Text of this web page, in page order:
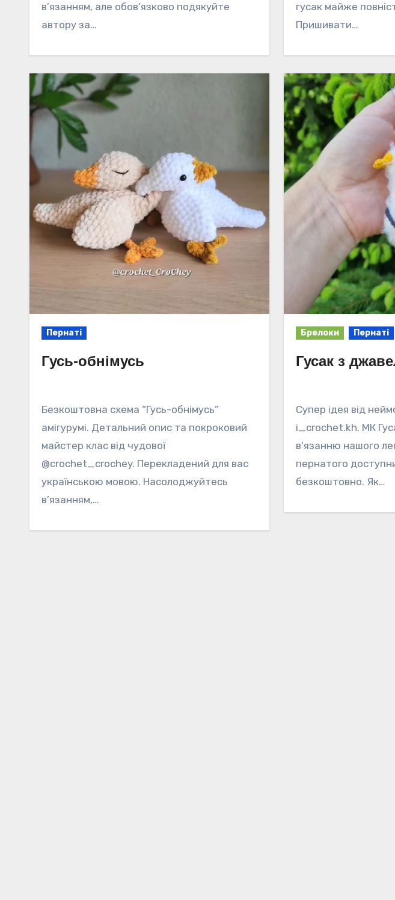
в’язанням, але обов’язково подякуйте
автору за…
гусак майже
Пришивати…
Пернаті
Гусь-обнімусь
Безкоштовна схема “Гусь-обнімусь”
амігурумі. Детальний опис та покроковий
майстер клас від чудової
@crochet_crochey. Перекладений для вас
українською мовою. Насолоджуйтесь
в’язанням,…
Брелоки Пернаті
Гусак з
Супер ідея від неймовірно талановитої
i_crochet.kh. МК
в’язанню нашого
пернатого
безкоштовно. Як…